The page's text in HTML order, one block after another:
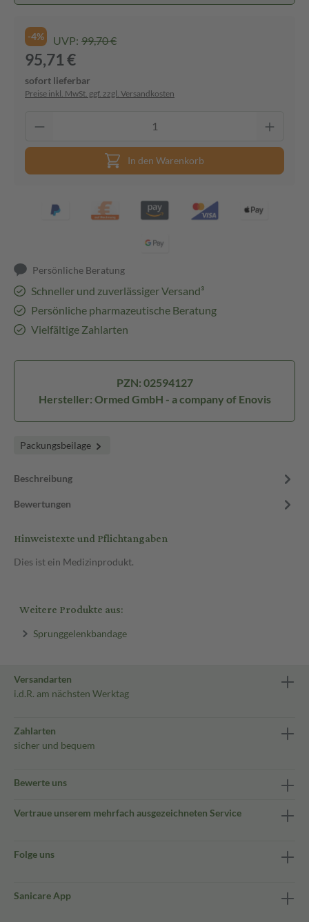
-4% UVP: 99,70 €
95,71 €
sofort lieferbar
Preise inkl. MwSt. ggf. zzgl. Versandkosten
In den Warenkorb
Persönliche Beratung
Schneller und zuverlässiger Versand³
Persönliche pharmazeutische Beratung
Vielfältige Zahlarten
PZN: 02594127
Hersteller: Ormed GmbH - a company of Enovis
Packungsbeilage
Beschreibung
Bewertungen
Hinweistexte und Pflichtangaben
Dies ist ein Medizinprodukt.
Weitere Produkte aus:
Sprunggelenkbandage
Versandarten
i.d.R. am nächsten Werktag
Zahlarten
sicher und bequem
Bewerte uns
Vertraue unserem mehrfach ausgezeichneten Service
Folge uns
Sanicare App